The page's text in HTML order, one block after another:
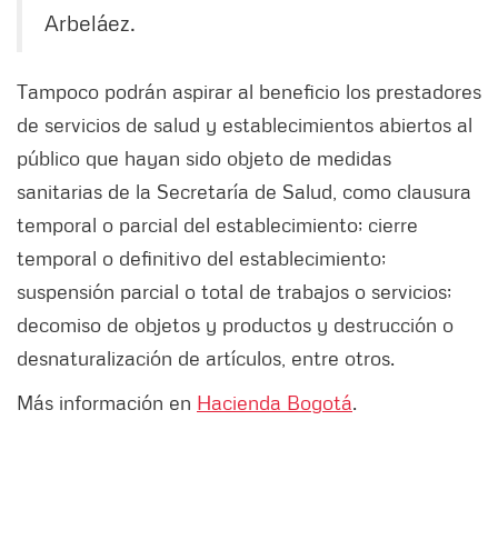
Arbeláez.
Tampoco podrán aspirar al beneficio los prestadores
de servicios de salud y establecimientos abiertos al
público que hayan sido objeto de medidas
sanitarias de la Secretaría de Salud, como clausura
temporal o parcial del establecimiento; cierre
temporal o definitivo del establecimiento;
suspensión parcial o total de trabajos o servicios;
decomiso de objetos y productos y destrucción o
desnaturalización de artículos, entre otros.
Más información en Hacienda Bogotá.